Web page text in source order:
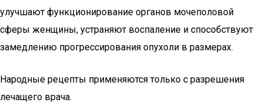
улучшают функционирование органов мочеполовой
сферы женщины, устраняют воспаление и способствуют
замедлению прогрессирования опухоли в размерах.
Народные рецепты применяются только с разрешения
лечащего врача.